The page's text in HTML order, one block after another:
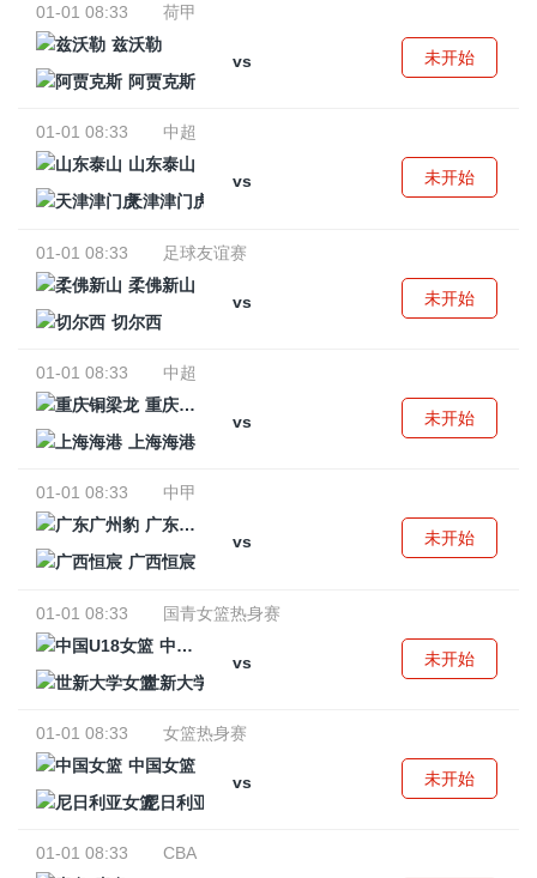
01-01 08:33
荷甲
兹沃勒
vs
阿贾克斯
未开始
01-01 08:33
中超
山东泰山
vs
天津津门虎
未开始
01-01 08:33
足球友谊赛
柔佛新山
vs
切尔西
未开始
01-01 08:33
中超
重庆铜梁龙
vs
上海海港
未开始
01-01 08:33
中甲
广东广州豹
vs
广西恒宸
未开始
01-01 08:33
国青女篮热身赛
中国U18女篮
vs
世新大学女篮
未开始
01-01 08:33
女篮热身赛
中国女篮
vs
尼日利亚女篮
未开始
01-01 08:33
CBA